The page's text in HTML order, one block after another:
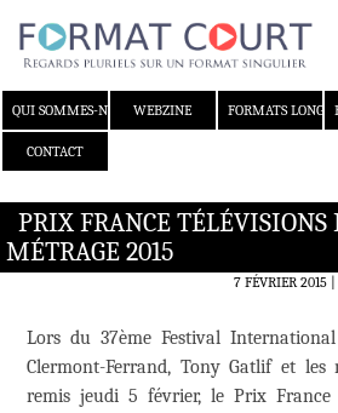
QUI SOMMES-NOUS ?WEBZINE FORMATS LONGS
CONTACT
PRIX FRANCE TÉLÉVISIONS
MÉTRAGE 2015
7 FÉVRIER 2015
Lors du 37ème Festival
Clermont-Ferrand, Tony Gatlif et
remis jeudi 5 février, le Prix France